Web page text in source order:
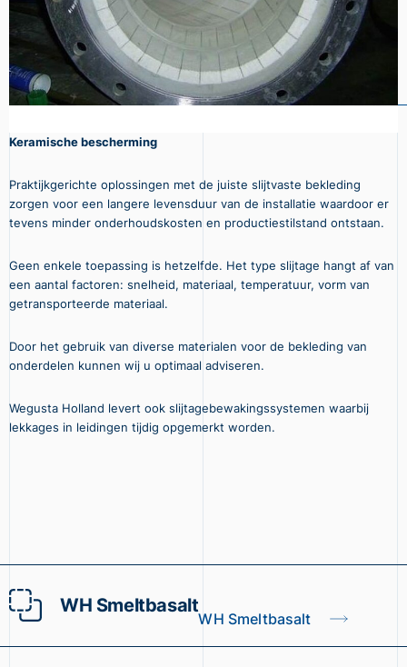
Keramische bescherming
Praktijkgerichte oplossingen met de juiste slijtvaste bekleding
zorgen voor een langere levensduur van de installatie waardoor er
tevens minder onderhoudskosten en productiestilstand ontstaan.
Geen enkele toepassing is hetzelfde. Het type slijtage hangt af van
een aantal factoren: snelheid, materiaal, temperatuur, vorm van
getransporteerde materiaal.
Door het gebruik van diverse materialen voor de bekleding van
onderdelen kunnen wij u optimaal adviseren.
Wegusta Holland levert ook slijtagebewakingssystemen waarbij
lekkages in leidingen tijdig opgemerkt worden.
WH Smeltbasalt
WH Smeltbasalt